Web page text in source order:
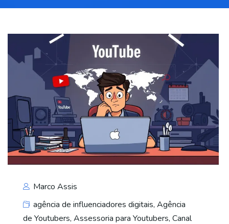
Marco Assis
agência de influenciadores digitais, Agência
de Youtubers, Assessoria para Youtubers, Canal